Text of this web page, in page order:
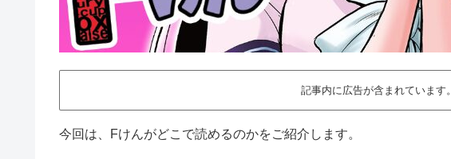
記事内に広告が含まれています。
今回は、Fけんがどこで読めるのかをご紹介します。